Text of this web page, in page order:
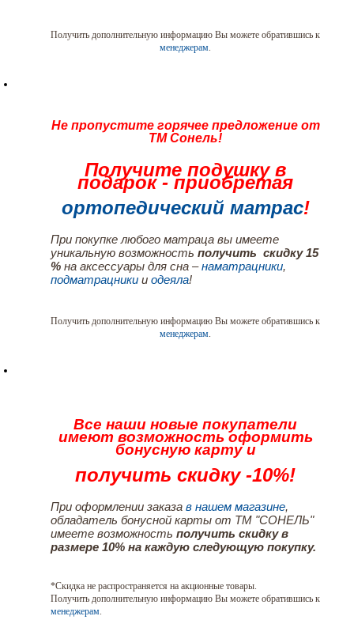
Получить дополнительную информацию Вы можете обратившись к
менеджерам
Не пропустите горячее предложение от
ТМ Сонель!
Получите подушку в
подарок - приобретая
ортопедический матрас!
При покупке любого матраца вы имеете
уникальную возможность получить скидку 15
%на аксессуары для сна –наматрацники,
подматрацникии одеяла!
Получить дополнительную информацию Вы можете обратившись к
менеджерам
Все наши новые покупатели
имеют возможность оформить
бонусную карту и
получить скидку -10%!
При оформлении заказа в нашем магазине,
обладатель бонусной карты от ТМ "СОНЕЛЬ"
имеете возможность получить скидку в
размере 10% на каждую следующую покупку.
*Скидка не распространяется на акционные товары.
Получить дополнительную информацию Вы можете обратившись к
менеджерам.